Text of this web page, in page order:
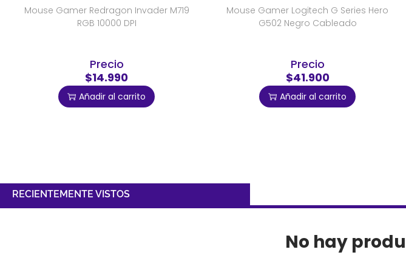
Mouse Gamer Redragon Invader M719
RGB 10000 DPI
Precio
$14.990
Añadir al carrito
Mouse Gamer Logitech G Series Hero
G502 Negro Cableado
Precio
$41.900
Añadir al carrito
RECIENTEMENTE VISTOS
No hay